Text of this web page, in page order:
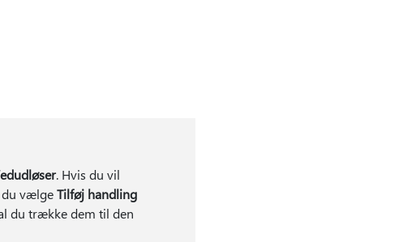
. Hvis du vil
du vælgeTilføj handling
du trække dem til den